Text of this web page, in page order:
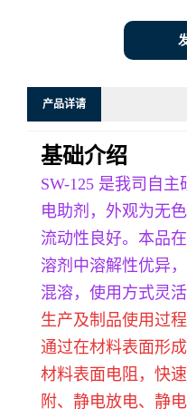
产品详请
基础介绍
SW-125 是我司自
电助剂，外观为无
流动性良好。本品
溶剂中溶解性优异
混溶，使用方式灵
生产及制品使用过
通过在材料表面形
材料表面电阻，快
附、静电放电、静